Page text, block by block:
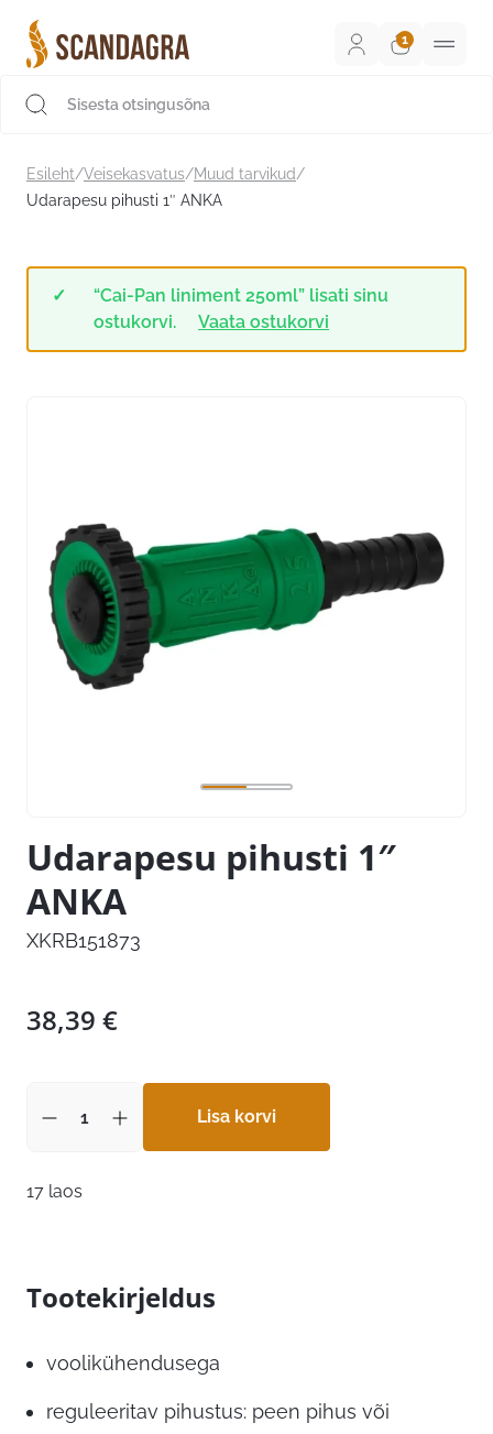
sisu
juurde
Esileht/Veisekasvatus/Muud tarvikud/
Udarapesu pihusti 1″ ANKA
“Cai-Pan liniment 250ml” lisati sinu
ostukorvi.
Vaata ostukorvi
Udarapesu pihusti 1″
ANKA
XKRB151873
38,39 €
Lisa korvi
17 laos
Tootekirjeldus
voolikühendusega
reguleeritav pihustus: peen pihus või